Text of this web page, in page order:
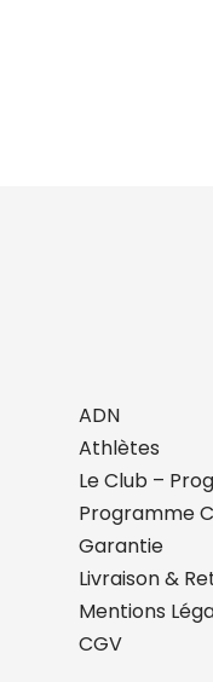
ADN
Athlètes
Le Club –
Programme
Garantie
Livraison &
Mentions
CGV